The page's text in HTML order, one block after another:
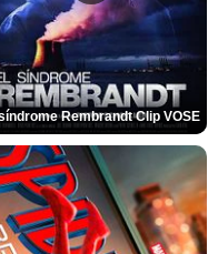
Rembrandt Clip VOSE